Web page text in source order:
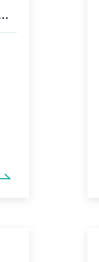
システム刷新調達関連システム要件定義と進捗管理支援